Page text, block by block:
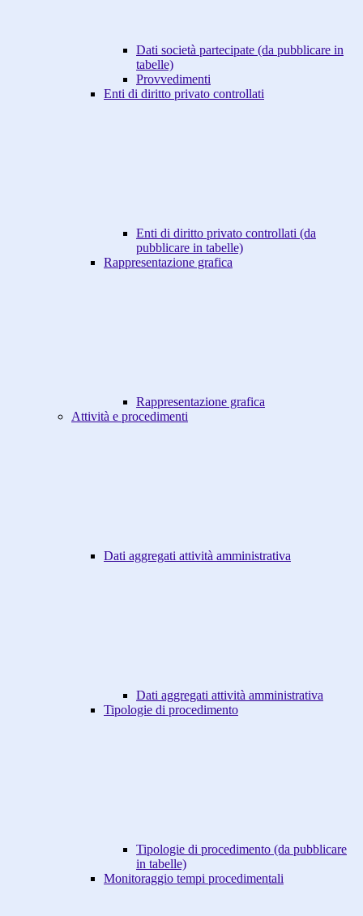
Dati società partecipate (da pubblicare in
tabelle)
Provvedimenti
Enti di diritto privato controllati
Enti di diritto privato controllati (da
pubblicare in tabelle)
Rappresentazione grafica
Rappresentazione grafica
Attività e procedimenti
Dati aggregati attività amministrativa
Dati aggregati attività amministrativa
Tipologie di procedimento
Tipologie di procedimento (da pubblicare
in tabelle)
Monitoraggio tempi procedimentali